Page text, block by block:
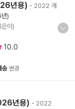
년용) - 2022 개
)
은이)
10.0
송 변경
년용) - 2022